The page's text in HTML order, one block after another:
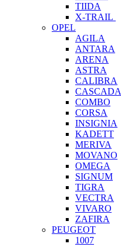
TIIDA
X-TRAIL
OPEL
AGILA
ANTARA
ARENA
ASTRA
CALIBRA
CASCADA
COMBO
CORSA
INSIGNIA
KADETT
MERIVA
MOVANO
OMEGA
SIGNUM
TIGRA
VECTRA
VIVARO
ZAFIRA
PEUGEOT
1007